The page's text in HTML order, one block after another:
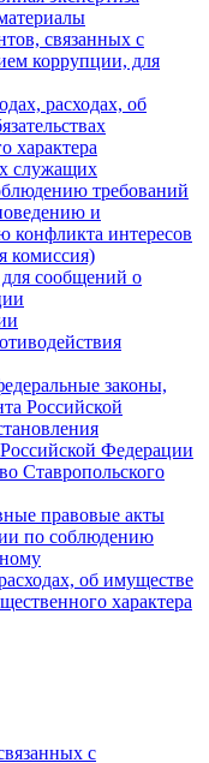
связанных с
коррупции, для
расходах, об
характера
служащих
требований
и
конфликта интересов
комиссия)
для сообщений о
законы,
Российской
Федерации
Ставропольского
правовые акты
по соблюдению
об имуществе
характера
с